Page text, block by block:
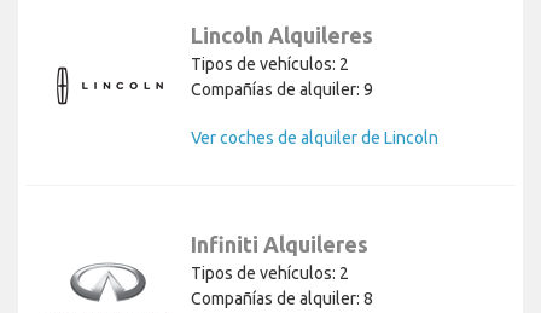
Lincoln Alquileres
Tipos de vehículos: 2
Compañías de alquiler: 9
Ver coches de alquiler de Lincoln
Infiniti Alquileres
Tipos de vehículos: 2
Compañías de alquiler: 8